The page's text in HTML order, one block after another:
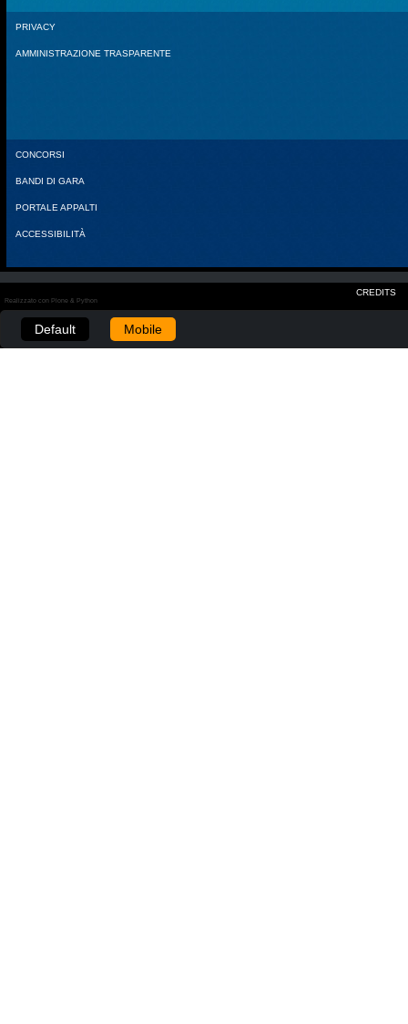
PRIVACY
AMMINISTRAZIONE TRASPARENTE
CONCORSI
BANDI DI GARA
PORTALE APPALTI
ACCESSIBILITÀ
CREDITS
Realizzato con Plone & Python
Default Mobile